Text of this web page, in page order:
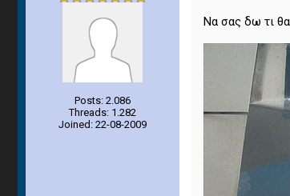
Posts: 2.086
Threads: 1.282
Joined: 22-08-2009
Να σας δω τι θα